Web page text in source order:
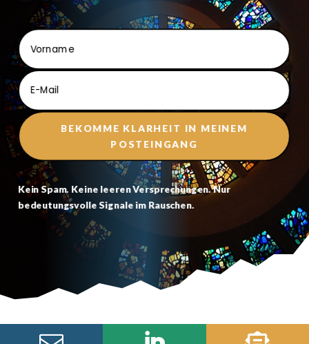
BEKOMME KLARHEIT IN MEINEM
POSTEINGANG
Kein Spam. Keine leeren Versprechungen. Nur
bedeutungsvolle Signale im Rauschen.